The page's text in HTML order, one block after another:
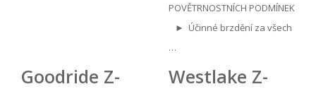
POVĚTRNOSTNÍCH PODMÍNEK
► Účinné brzdění za všech
…
Goodride Z-
Westlake Z-